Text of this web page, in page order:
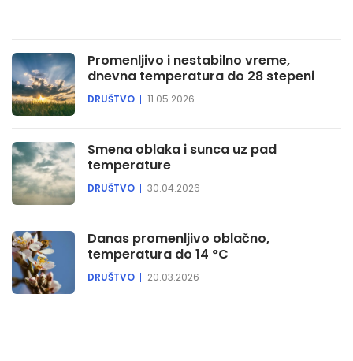
Promenljivo i nestabilno vreme,
dnevna temperatura do 28 stepeni
DRUŠTVO 11.05.2026
Smena oblaka i sunca uz pad
temperature
DRUŠTVO 30.04.2026
Danas promenljivo oblačno,
temperatura do 14 °C
DRUŠTVO 20.03.2026